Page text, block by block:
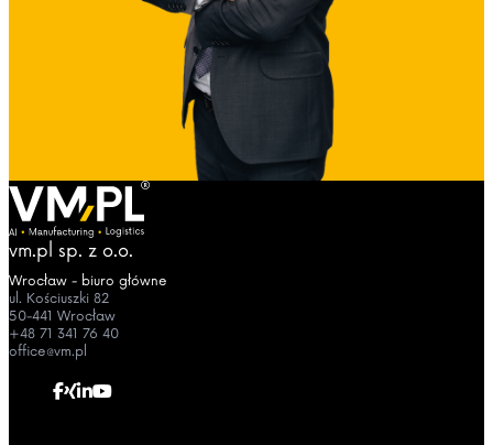
vm.pl sp. z o.o.
Wrocław - biuro główne
ul. Kościuszki 82
50-441 Wrocław
+48 71 341 76 40
office@vm.pl